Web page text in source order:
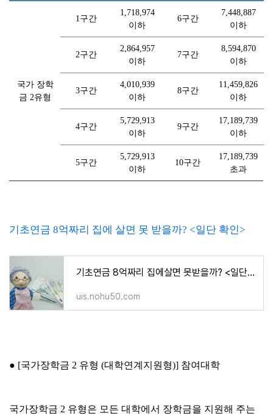
국가 장학
금 2유형
1구간
1,718,974
이하
6구간
7,448,887
이하
2구간
2,864,957
이하
7구간
8,594,870
이하
3구간
4,010,939
이하
8구간
11,459,826
이하
4구간
5,729,913
이하
9구간
17,189,739
이하
5구간
5,729,913
이하
10구간
17,189,739
초과
기초연금 8억짜리 집에 살면 못 받을까? <일단 확인>
기초연금 8억짜리 집에살면 못받을까? <일단확인>
uis.nohu50.com
● [국가장학금 2 유형 (대학연계지원형)] 참여대학
국가장학금 2 유형은 모든 대학에서 장학금을 지원해 주는